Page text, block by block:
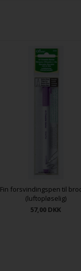
Fin forsvindingspen til
(luftopløselig)
57,00 DKK